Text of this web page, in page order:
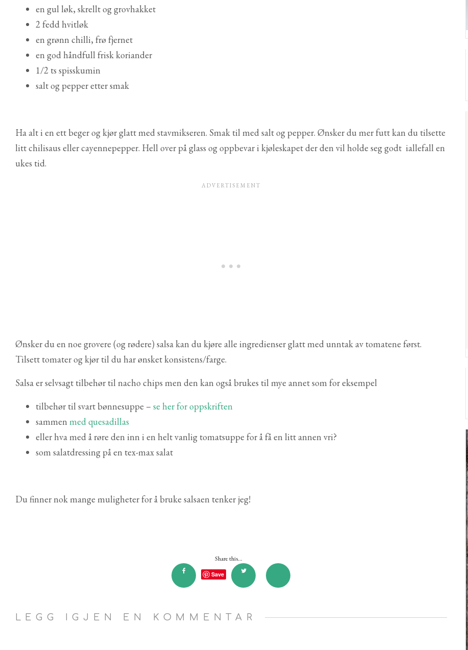
en gul løk, skrellt og grovhakket
2 fedd hvitløk
en grønn chilli, frø fjernet
en god håndfull frisk koriander
1/2 ts spisskumin
salt og pepper etter smak
Ha alt i en ett beger og kjør glatt med stavmikseren. Smak til med salt og pepper. Ønsker du mer futt kan du tilsette
litt chilisaus eller cayennepepper. Hell over på glass og oppbevar i kjøleskapet der den vil holde seg godt iallefall en
ukes tid.
Ønsker du en noe grovere (og rødere) salsa kan du kjøre alle ingredienser glatt med unntak av tomatene først.
Tilsett tomater og kjør til du har ønsket konsistens/farge.
Salsa er selvsagt tilbehør til nacho chips men den kan også brukes til mye annet som for eksempel
tilbehør til svart bønnesuppe – se her for oppskriften
sammen med quesadillas
eller hva med å røre den inn i en helt vanlig tomatsuppe for å få en litt annen vri?
som salatdressing på en tex-max salat
Du finner nok mange muligheter for å bruke salsaen tenker jeg!
Share this...
Save
LEGG IGJEN EN KOMMENTAR